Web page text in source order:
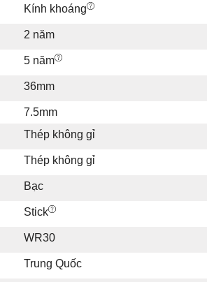
Kính khoáng
2 năm
5 năm
36mm
7.5mm
Thép không gỉ
Thép không gỉ
Bạc
Stick
WR30
Trung Quốc